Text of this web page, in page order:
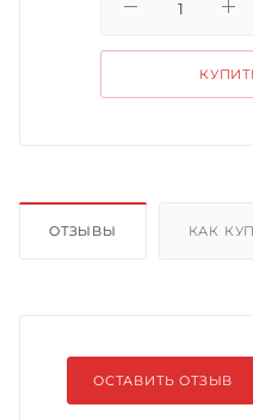
ОТЗЫВЫ КАК
ОСТАВИТЬ ОТЗЫВ